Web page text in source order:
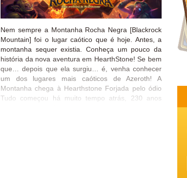
Nem sempre a Montanha Rocha Negra [Blackrock
Mountain] foi o lugar caótico que é hoje. Antes, a
montanha sequer existia. Conheça um pouco da
história da nova aventura em HearthStone! Se bem
que… depois que ela surgiu… é, venha conhecer
um dos lugares mais caóticos de Azeroth! A
Montanha chega à Hearthstone Forjada pelo ódio
Tudo começou há muito tempo atrás, 230 anos